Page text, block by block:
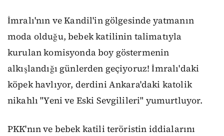
İmralı'nın ve Kandil'in gölgesinde yatmanın
moda olduğu, bebek katilinin talimatıyla
kurulan komisyonda boy göstermenin
alkışlandığı günlerden geçiyoruz! İmralı'daki
köpek havlıyor, derdini Ankara'daki katolik
nikahlı "Yeni ve Eski Sevgilileri" yumurtluyor.
PKK'nın ve bebek katili teröristin iddialarını